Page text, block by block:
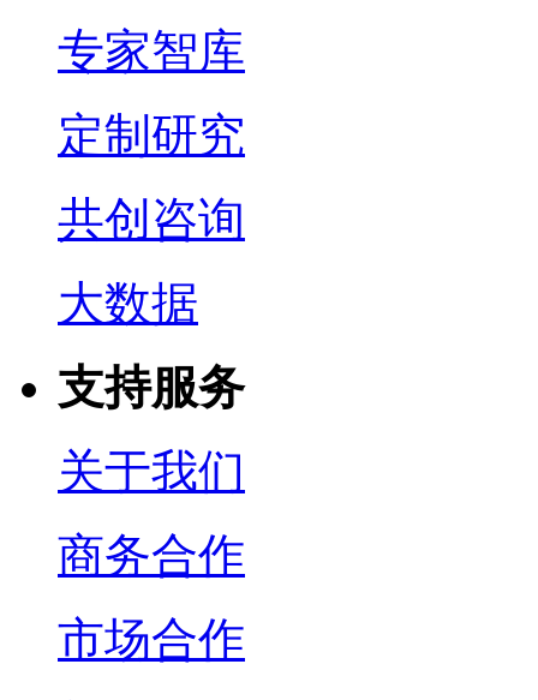
专家智库
定制研究
共创咨询
大数据
支持服务
关于我们
商务合作
市场合作